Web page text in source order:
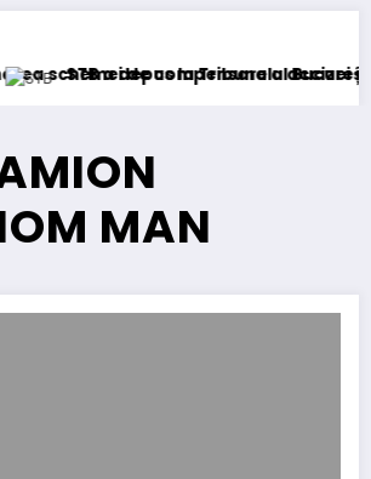
de compensare a accizei în
STB a depus la Tribunalul București
MAN